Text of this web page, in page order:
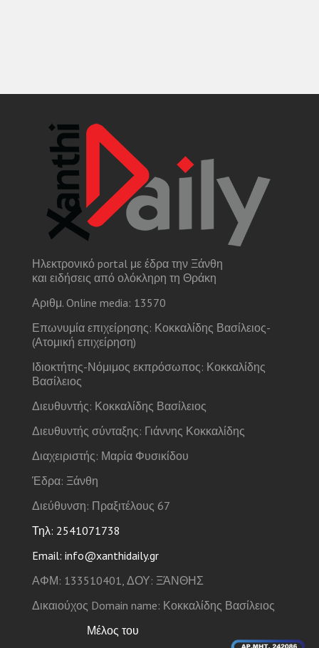
Ηλεκτρονικό portal με έδρα την Ξάνθη
και ειδήσεις από ολόκληρη τη Θράκη
Αριθμ. Online media: 13570
Επωνυμία επιχείρησης: Κοκκαλίδης Βασίλειος-
(Ατομική επιχείρηση)
Ιδιοκτήτης-Νόμιμος εκπρόσωπος: Κοκκαλίδης
Βασίλειος
Διευθυντής: Κοκκαλίδης Βασίλειος
Διευθυντής σύνταξης: Γιάννης Κοκκαλίδης
Διαχειριστής: Μαρία Φυσικίδου
Έδρα: Ξάνθη
Διεύθυνση: Πραξιτέλους 67
Τηλ: 2541071738
Email: info@xanthidaily.gr
ΑΦΜ: 133510401, ΔΟΥ: ΞΆΝΘΗΣ
Δικαιούχος Domain name: Κοκκαλίδης Βασίλειος
Μέλος του